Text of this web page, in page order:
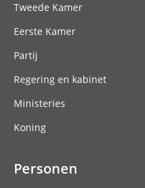
Tweede Kamer
Eerste Kamer
Partij
Regering en kabinet
Ministeries
Koning
Personen